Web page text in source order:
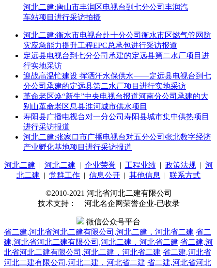
河北二建:唐山市丰润区电视台到七分公司丰润汽
车站项目进行采访拍摄
河北二建:衡水市电视台赴十分公司衡水市区燃气管网防
灾应急能力提升工程EPC总承包进行采访报道
定远县电视台到七分公司承建的定远县第二水厂项目进
行实地采访
迎战高温忙建设 挥洒汗水保供水——定远县电视台到七
分公司承建的定远县第二水厂项目进行实地采访
革命老区焕“新生”中央电视台报道河南分公司承建的大
别山革命老区息县淮河城市供水项目
寿阳县广播电视台对一分公司寿阳县城市集中供热项目
进行采访报道
河北二建:张家口市广播电视台对五分公司张北数字经济
产业孵化基地项目进行采访报道
河北二建 | 河北二建 | 企业荣誉| 工程业绩| 政策法规| 河
北二建 | 党群工作 | 信息公开 | 其他信息 | 联系方式
©2010-2021 河北省河北二建有限公司
技术支持： 河北名企网荣誉企业-已收录
徵信公众号平台
省二建,河北省河北二建有限公司,河北二建，河北省二建 省二
建,河北省河北二建有限公司,河北二建，河北省二建 省二建,河
北省河北二建有限公司,河北二建，河北省二建 省二建,河北省
河北二建有限公司,河北二建，河北省二建 省二建,河北省河北